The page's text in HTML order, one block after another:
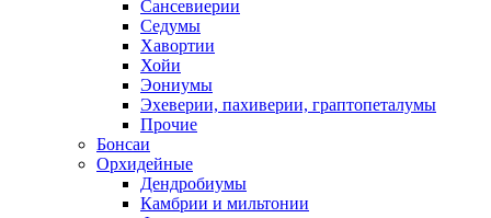
Сансевиерии
Седумы
Хавортии
Хойи
Эониумы
Эхеверии, пахиверии, граптопеталумы
Прочие
Бонсаи
Орхидейные
Дендробиумы
Камбрии и мильтонии